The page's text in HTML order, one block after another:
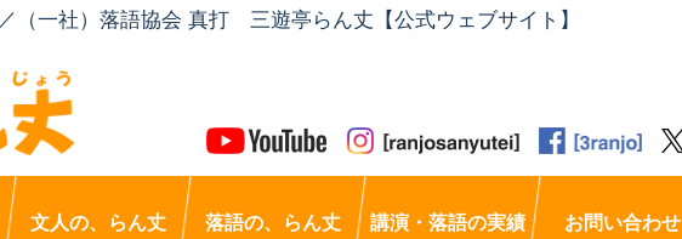
（一社）落語協会 真打 三遊亭らん丈【公式ウェブサイト】
文人の、らん丈 落語の、らん丈 講演・落語の実績 お問い合わせ